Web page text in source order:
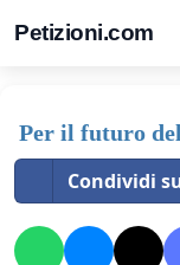
Petizioni.com
Per il futuro
Condividi